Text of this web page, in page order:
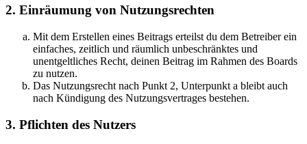
2. Einräumung von Nutzungsrechten
Mit dem Erstellen eines Beitrags erteilst du dem Betreiber ein
einfaches, zeitlich und räumlich unbeschränktes und
unentgeltliches Recht, deinen Beitrag im Rahmen des Boards
zu nutzen.
Das Nutzungsrecht nach Punkt 2, Unterpunkt a bleibt auch
nach Kündigung des Nutzungsvertrages bestehen.
3. Pflichten des Nutzers